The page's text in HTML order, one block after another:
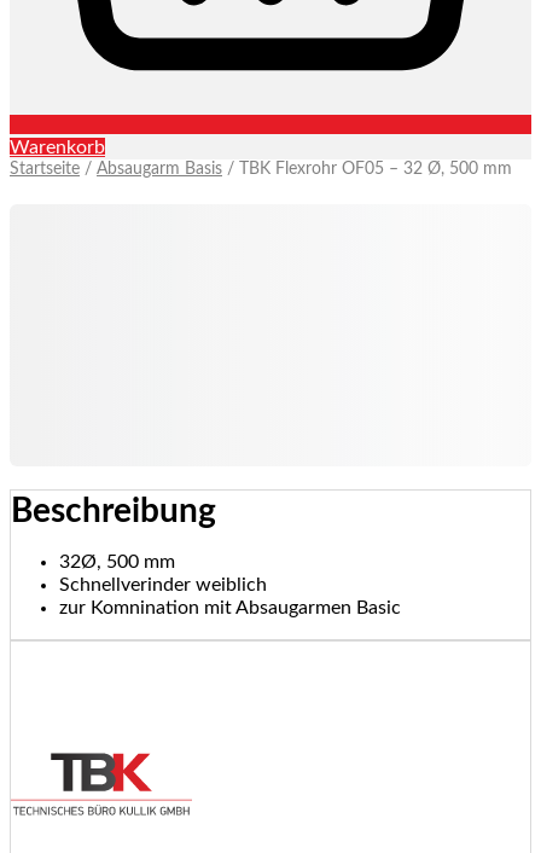
Warenkorb
Startseite / Absaugarm Basis / TBK Flexrohr OF05 – 32 Ø, 500 mm
Beschreibung
32Ø, 500 mm
Schnellverinder weiblich
zur Komnination mit Absaugarmen Basic